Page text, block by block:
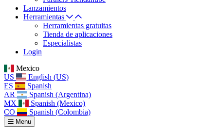
Lanzamientos
Herramientas
Herramientas gratuitas
Tienda de aplicaciones
Especialistas
Login
Mexico
US
English (US)
ES
Spanish
AR
Spanish (Argentina)
MX
Spanish (Mexico)
CO
Spanish (Colombia)
Menu